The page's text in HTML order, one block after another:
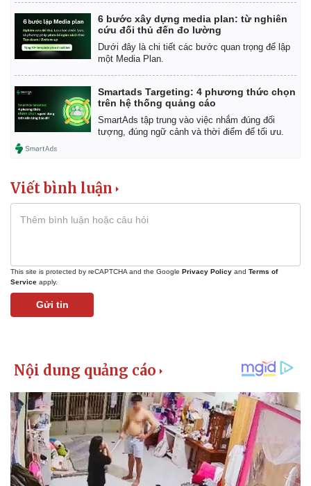
Kinh tế
Bất động sản
Khởi nghiệp
Thị trường
Giá vàng
Tiêu dùng
6 bước xây dựng media plan: từ nghiên
cứu đối thủ đến đo lường
Dưới đây là chi tiết các bước quan trọng để lập
một Media Plan.
Smartads Targeting: 4 phương thức chọn
trên hệ thống quảng cáo
SmartAds tập trung vào việc nhắm đúng đối
tượng, đúng ngữ cảnh và thời điểm để tối ưu.
Viết bình luận
This site is protected by reCAPTCHA and the Google Privacy Policy and Terms of
Service apply.
Gửi tin